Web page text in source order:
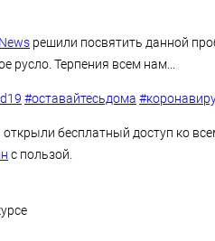
решили посвятить данной
русло. Терпения всем нам...
#оставайтесьдома
бесплатный доступ ко
с пользой.